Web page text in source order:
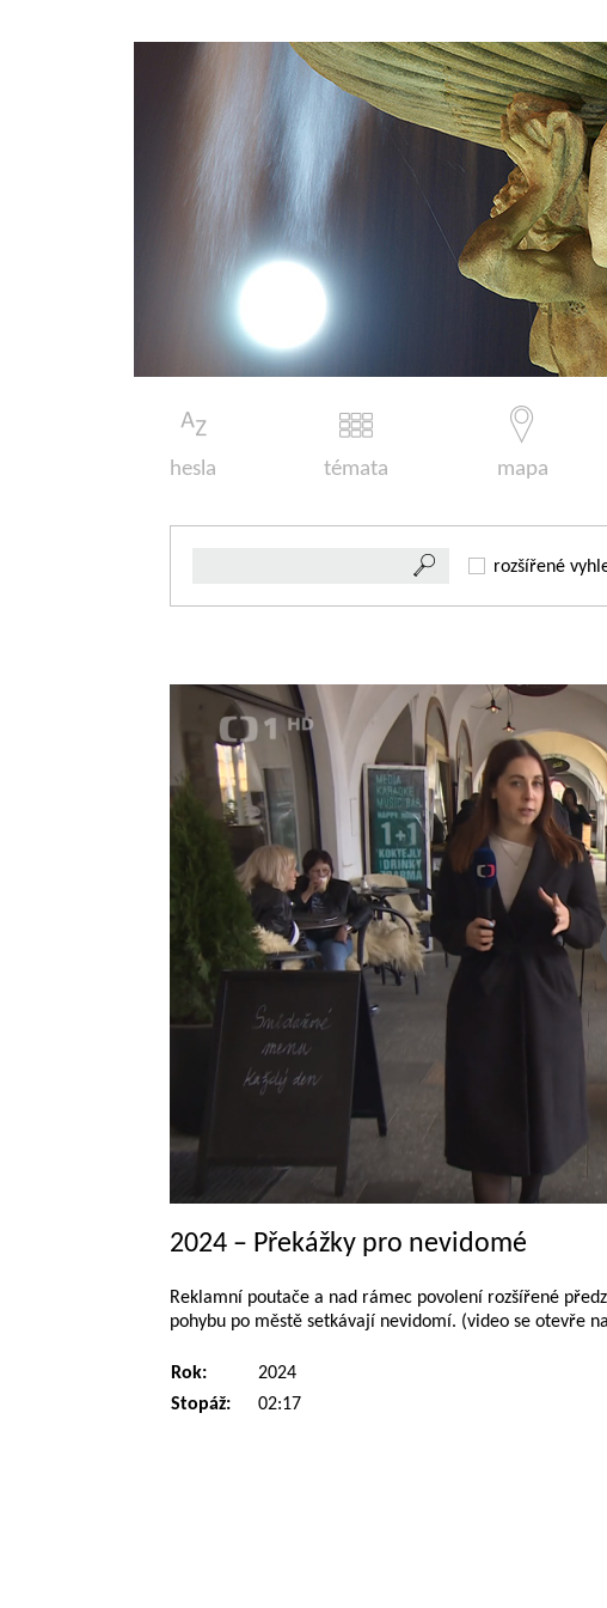
hesla témata mapa
rozšířené
2024 – Překážky pro nevidomé
Reklamní poutače a nad rámec povolení rozšířené
pohybu po městě setkávají nevidomí. (video se otevře
Rok:
2024
Stopáž:
02:17